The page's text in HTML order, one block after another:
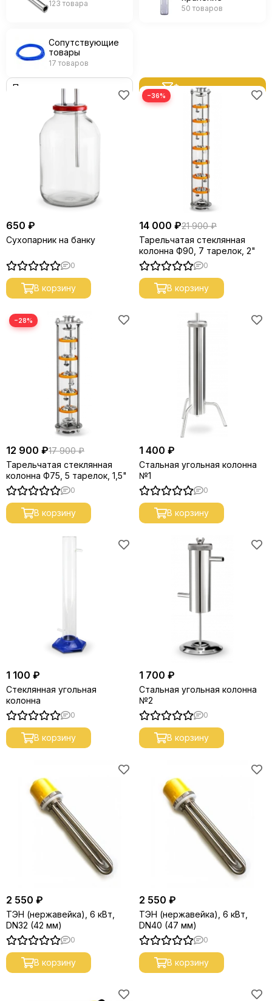
123 товара
50 товаров
Сопутствующие
товары
17 товаров
Фильтр товаров
650 ₽
Сухопарник на банку
0
В корзину
−36%
14 000 ₽21 900 ₽
Тарельчатая стеклянная
колонна Ф90, 7 тарелок, 2"
0
В корзину
−28%
12 900 ₽17 900 ₽
Тарельчатая стеклянная
колонна Ф75, 5 тарелок, 1,5"
0
В корзину
1 400 ₽
Стальная угольная колонна
№1
0
В корзину
1 100 ₽
Стеклянная угольная
колонна
0
В корзину
1 700 ₽
Стальная угольная колонна
№2
0
В корзину
2 550 ₽
ТЭН (нержавейка), 6 кВт,
DN32 (42 мм)
0
В корзину
2 550 ₽
ТЭН (нержавейка), 6 кВт,
DN40 (47 мм)
0
В корзину